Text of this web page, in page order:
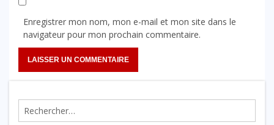
Enregistrer mon nom, mon e-mail et mon site dans le
navigateur pour mon prochain commentaire.
Rechercher :